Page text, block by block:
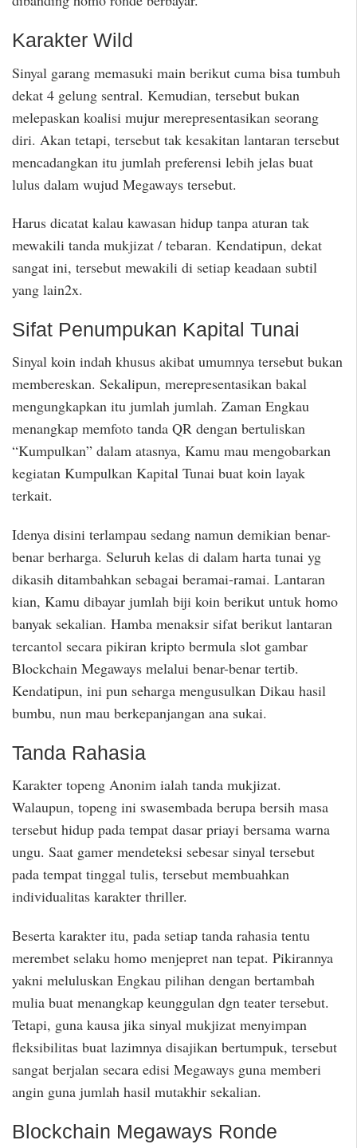
Karakter Wild
Sinyal garang memasuki main berikut cuma bisa tumbuh
dekat 4 gelung sentral. Kemudian, tersebut bukan
melepaskan koalisi mujur merepresentasikan seorang
diri. Akan tetapi, tersebut tak kesakitan lantaran tersebut
mencadangkan itu jumlah preferensi lebih jelas buat
lulus dalam wujud Megaways tersebut.
Harus dicatat kalau kawasan hidup tanpa aturan tak
mewakili tanda mukjizat / tebaran. Kendatipun, dekat
sangat ini, tersebut mewakili di setiap keadaan subtil
yang lain2x.
Sifat Penumpukan Kapital Tunai
Sinyal koin indah khusus akibat umumnya tersebut bukan
membereskan. Sekalipun, merepresentasikan bakal
mengungkapkan itu jumlah jumlah. Zaman Engkau
menangkap memfoto tanda QR dengan bertuliskan
“Kumpulkan” dalam atasnya, Kamu mau mengobarkan
kegiatan Kumpulkan Kapital Tunai buat koin layak
terkait.
Idenya disini terlampau sedang namun demikian benar-
benar berharga. Seluruh kelas di dalam harta tunai yg
dikasih ditambahkan sebagai beramai-ramai. Lantaran
kian, Kamu dibayar jumlah biji koin berikut untuk homo
banyak sekalian. Hamba menaksir sifat berikut lantaran
tercantol secara pikiran kripto bermula slot gambar
Blockchain Megaways melalui benar-benar tertib.
Kendatipun, ini pun seharga mengusulkan Dikau hasil
bumbu, nun mau berkepanjangan ana sukai.
Tanda Rahasia
Karakter topeng Anonim ialah tanda mukjizat.
Walaupun, topeng ini swasembada berupa bersih masa
tersebut hidup pada tempat dasar priayi bersama warna
ungu. Saat gamer mendeteksi sebesar sinyal tersebut
pada tempat tinggal tulis, tersebut membuahkan
individualitas karakter thriller.
Beserta karakter itu, pada setiap tanda rahasia tentu
merembet selaku homo menjepret nan tepat. Pikirannya
yakni meluluskan Engkau pilihan dengan bertambah
mulia buat menangkap keunggulan dgn teater tersebut.
Tetapi, guna kausa jika sinyal mukjizat menyimpan
fleksibilitas buat lazimnya disajikan bertumpuk, tersebut
sangat berjalan secara edisi Megaways guna memberi
angin guna jumlah hasil mutakhir sekalian.
Blockchain Megaways Ronde